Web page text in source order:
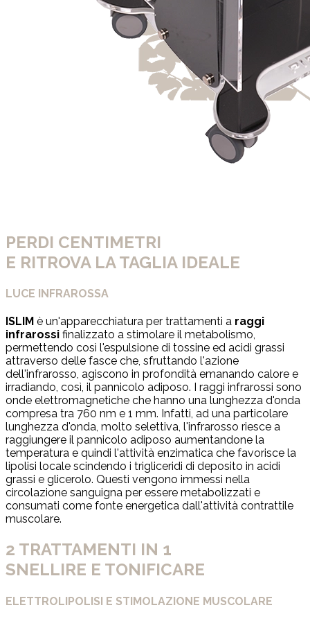
PERDI CENTIMETRI
E RITROVA LA TAGLIA IDEALE
LUCE INFRAROSSA
ISLIM è un'apparecchiatura per trattamenti a raggi
infrarossi finalizzato a stimolare il metabolismo,
permettendo così l'espulsione di tossine ed acidi grassi
attraverso delle fasce che, sfruttando l'azione
dell'infrarosso, agiscono in profondità emanando calore e
irradiando, così, il pannicolo adiposo. I raggi infrarossi sono
onde elettromagnetiche che hanno una lunghezza d'onda
compresa tra 760 nm e 1 mm. Infatti, ad una particolare
lunghezza d'onda, molto selettiva, l'infrarosso riesce a
raggiungere il pannicolo adiposo aumentandone la
temperatura e quindi l'attività enzimatica che favorisce la
lipolisi locale scindendo i trigliceridi di deposito in acidi
grassi e glicerolo. Questi vengono immessi nella
circolazione sanguigna per essere metabolizzati e
consumati come fonte energetica dall'attività contrattile
muscolare.
2 TRATTAMENTI IN 1
SNELLIRE E TONIFICARE
ELETTROLIPOLISI E STIMOLAZIONE MUSCOLARE